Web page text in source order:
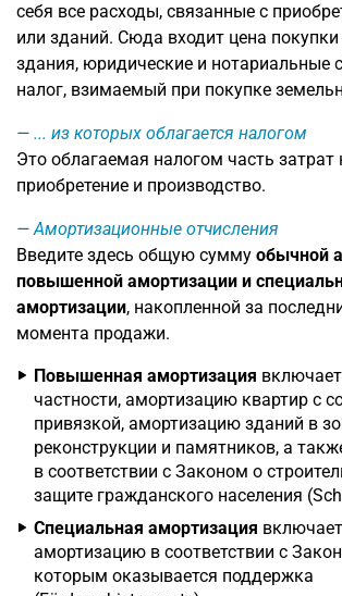
себя все расходы, связанные с
или зданий. Сюда входит цена
здания, юридические и нотариальные
налог, взимаемый при покупке
... из которых облагается налогом
Это облагаемая налогом часть затрат
приобретение и производство.
Амортизационные отчисления
Введите здесь общую сумму обычной
повышенной амортизации и
амортизации, накопленной за
момента продажи.
Повышенная амортизация
частности, амортизацию квартир с
привязкой, амортизацию зданий в
реконструкции и памятников, а
в соответствии с Законом о
защите гражданского населения
Специальная амортизация
амортизацию в соответствии с
которым оказывается поддержка